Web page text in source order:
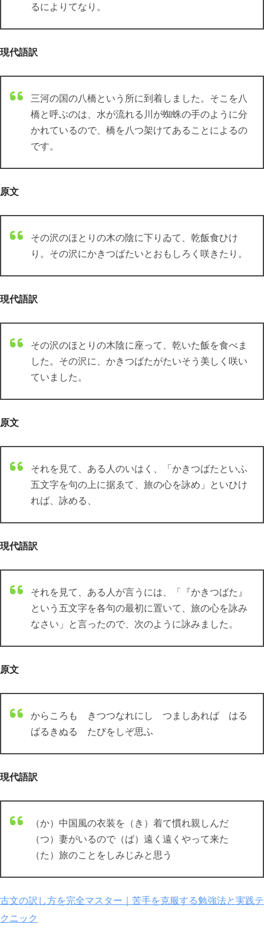
るによりてなり。
現代語訳
三河の国の八橋という所に到着しました。そこを八
橋と呼ぶのは、水が流れる川が蜘蛛の手のように分
かれているので、橋を八つ架けてあることによるの
です。
原文
その沢のほとりの木の陰に下りゐて、乾飯食ひけ
り。その沢にかきつばたいとおもしろく咲きたり。
現代語訳
その沢のほとりの木陰に座って、乾いた飯を食べま
した。その沢に、かきつばたがたいそう美しく咲い
ていました。
原文
それを見て、ある人のいはく、「かきつばたといふ
五文字を句の上に据ゑて、旅の心を詠め」といひけ
れば、詠める、
現代語訳
それを見て、ある人が言うには、「『かきつばた』
という五文字を各句の最初に置いて、旅の心を詠み
なさい」と言ったので、次のように詠みました。
原文
からころも きつつなれにし つましあれば はる
ばるきぬる たびをしぞ思ふ
現代語訳
（か）中国風の衣装を（き）着て慣れ親しんだ
（つ）妻がいるので（ば）遠く遠くやって来た
（た）旅のことをしみじみと思う
古文の訳し方を完全マスター｜苦手を克服する勉強法と実践テ
クニック